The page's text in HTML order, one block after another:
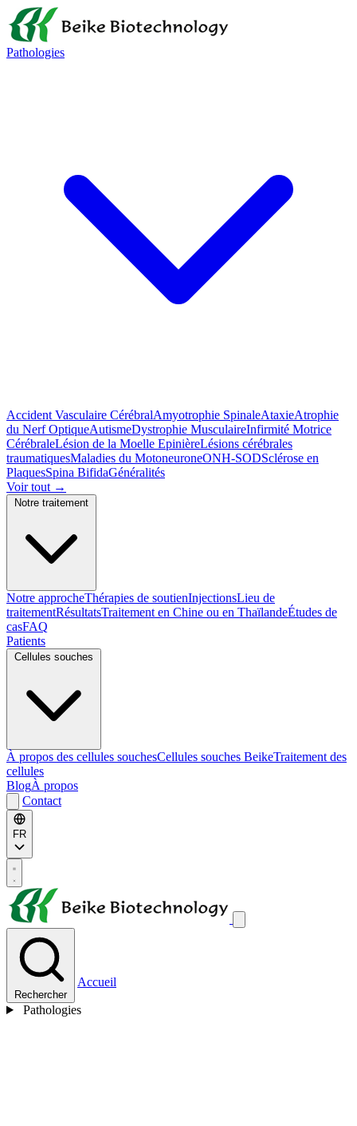
Pathologies
Accident Vasculaire CérébralAmyotrophie SpinaleAtaxieAtrophie
du Nerf OptiqueAutismeDystrophie MusculaireInfirmité Motrice
CérébraleLésion de la Moelle EpinièreLésions cérébrales
traumatiquesMaladies du MotoneuroneONH-SODSclérose en
PlaquesSpina BifidaGénéralités
Voir tout →
Notre approcheThérapies de soutienInjectionsLieu de
traitementRésultatsTraitement en Chine ou en ThaïlandeÉtudes de
casFAQ
Patients
À propos des cellules souchesCellules souches BeikeTraitement des
cellules
BlogÀ propos
Contact
FR
Rechercher
Accueil
Pathologies